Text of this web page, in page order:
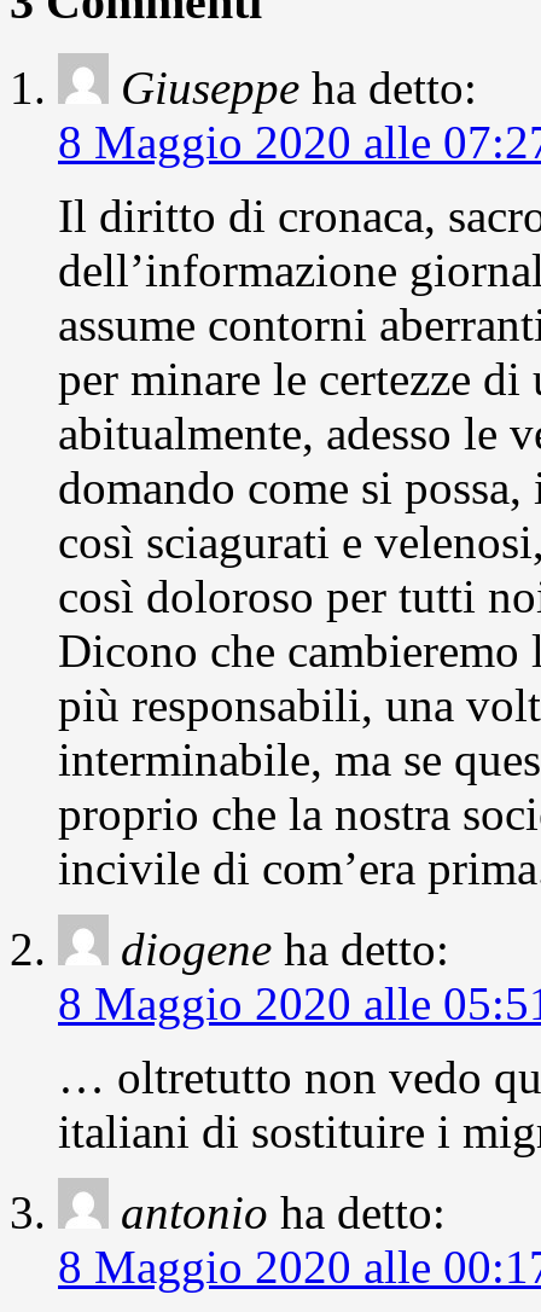
Giuseppe ha detto:
8 Maggio 2020 alle
Il diritto di cronaca,
dell’informazione
assume contorni
per minare le certezze
abitualmente, adesso le
domando come si
così sciagurati e
così doloroso per tutti
Dicono che
più responsabili, una
interminabile, ma se
proprio che la nostra
incivile di com’era
diogene ha detto:
8 Maggio 2020 alle
… oltretutto non vedo
italiani di sostituire i
antonio ha detto:
8 Maggio 2020 alle